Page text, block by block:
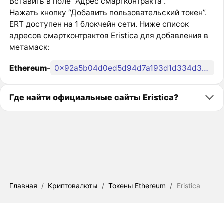
Нажать кнопку “Добавить пользовательский токен”.
ERT доступен на 1 блокчейн сети. Ниже список
адресов смартконтрактов Eristica для добавления в
метамаск:
Ethereum- 0x92a5b04d0ed5d94d7a193d1d334d3d16996f4e13
Где найти официальные сайты Eristica?
Главная / Криптовалюты / Токены Ethereum / Eristica